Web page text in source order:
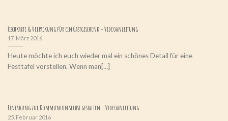
Tischkarte & Verpackung für ein Gastgeschenk – Videoanleitung
17. März 2016
Heute möchte ich euch wieder mal ein schönes Detail für eine
Festtafel vorstellen. Wenn man[...]
Einladung zur Kommunion selbst gestalten – Videoanleitung
25. Februar 2016